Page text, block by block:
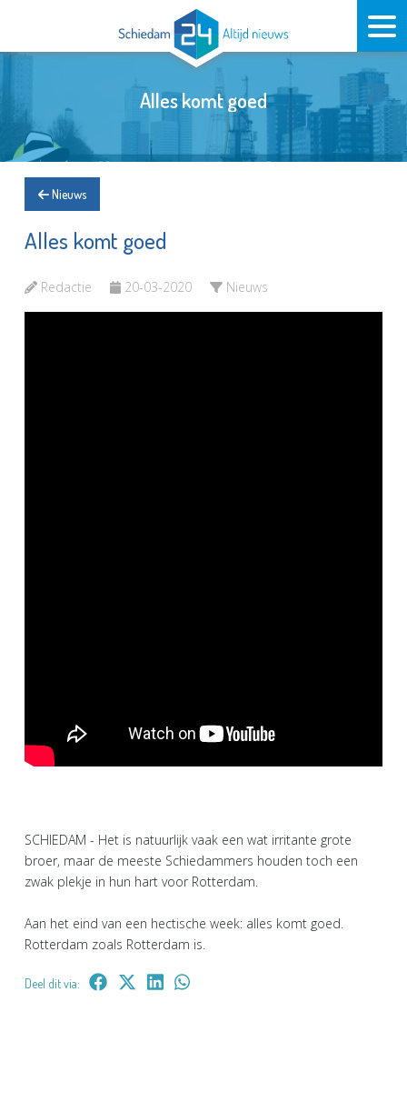
Alles komt goed
Nieuws
Alles komt goed
Redactie 20-03-2020 Nieuws
SCHIEDAM - Het is natuurlijk vaak een wat irritante grote
broer, maar de meeste Schiedammers houden toch een
zwak plekje in hun hart voor Rotterdam.
Aan het eind van een hectische week: alles komt goed.
Rotterdam zoals Rotterdam is.
Deel dit via: